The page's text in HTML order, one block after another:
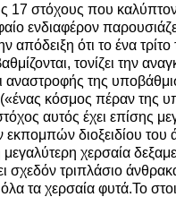
17 στόχους που
ενδιαφέρον
απόδειξη ότι το ένα
τονίζει την
αναστροφής της
(«ένας κόσμος πέραν της
αυτός έχει επίσης
εκπομπών διοξειδίου του
μεγαλύτερη χερσαία
σχεδόν τριπλάσιο
τα χερσαία φυτά.Το